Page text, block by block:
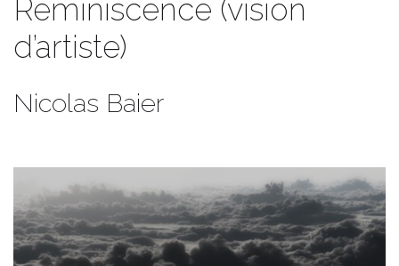
Réminiscence (vision
d’artiste)
Nicolas Baier